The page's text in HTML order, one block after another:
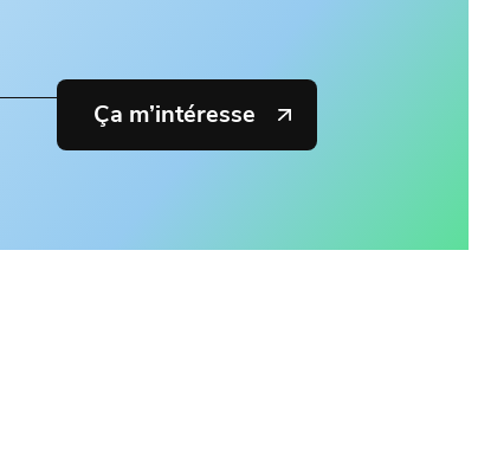
Ça m’intéresse